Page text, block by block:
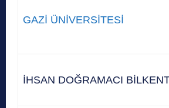
GAZİ ÜNİVERSİTESİ
İHSAN DOĞRAMACI